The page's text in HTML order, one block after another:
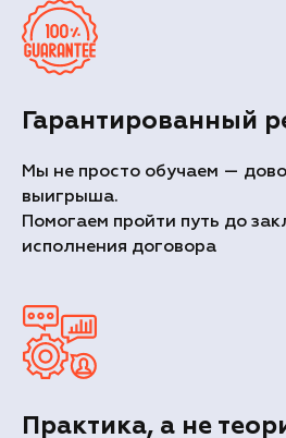
Гарантированный
Мы не просто обучаем —
выигрыша.
Помогаем пройти путь до
исполнения договора
Практика, а не